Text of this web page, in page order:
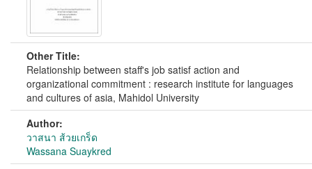
Other Title:
Relationship between staff's job satisf action and
organizational commitment : research institute for languages
and cultures of asia, Mahidol University
Author:
วาสนา ส้วยเกร็ด
Wassana Suaykred